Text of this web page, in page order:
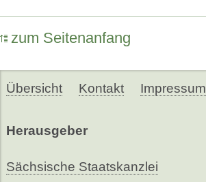
zum Seitenanfang
Übersicht Kontakt Impressum
Herausgeber
Sächsische Staatskanzlei